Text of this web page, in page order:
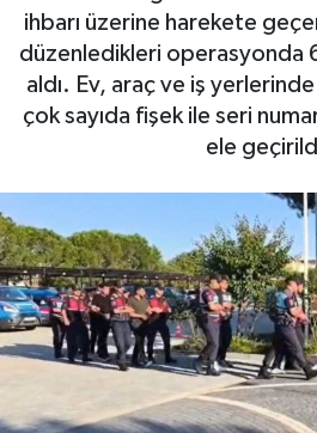
ihbarı üzerine harekete
düzenledikleri operasyonda
aldı. Ev, araç ve iş
çok sayıda fişek ile seri
ele
DÜNYA
EKOLOJİ VE ÇEVRE
BİLİM VE TEKNOLOJİ
GENEL
GÜNDEM